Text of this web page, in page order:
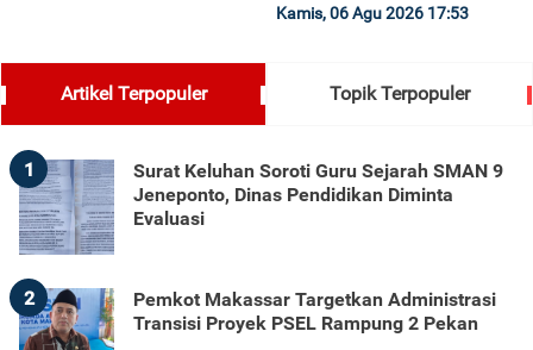
Kamis, 06 Agu 2026 17:53
Artikel Terpopuler Topik Terpopuler
1
Surat Keluhan Soroti Guru Sejarah SMAN 9
Jeneponto, Dinas Pendidikan Diminta
Evaluasi
2
Pemkot Makassar Targetkan Administrasi
Transisi Proyek PSEL Rampung 2 Pekan